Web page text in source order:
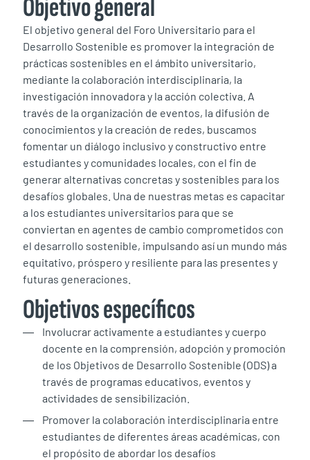
Objetivo general
El objetivo general del Foro Universitario para el
Desarrollo Sostenible es promover la integración de
prácticas sostenibles en el ámbito universitario,
mediante la colaboración interdisciplinaria, la
investigación innovadora y la acción colectiva. A
través de la organización de eventos, la difusión de
conocimientos y la creación de redes, buscamos
fomentar un diálogo inclusivo y constructivo entre
estudiantes y comunidades locales, con el fin de
generar alternativas concretas y sostenibles para los
desafíos globales. Una de nuestras metas es capacitar
a los estudiantes universitarios para que se
conviertan en agentes de cambio comprometidos con
el desarrollo sostenible, impulsando así un mundo más
equitativo, próspero y resiliente para las presentes y
futuras generaciones.
Objetivos específicos
Involucrar activamente a estudiantes y cuerpo
docente en la comprensión, adopción y promoción
de los Objetivos de Desarrollo Sostenible (ODS) a
través de programas educativos, eventos y
actividades de sensibilización.
Promover la colaboración interdisciplinaria entre
estudiantes de diferentes áreas académicas, con
el propósito de abordar los desafíos